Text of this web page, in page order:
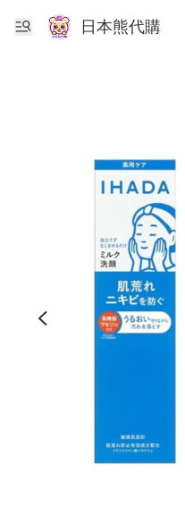
日本熊代購